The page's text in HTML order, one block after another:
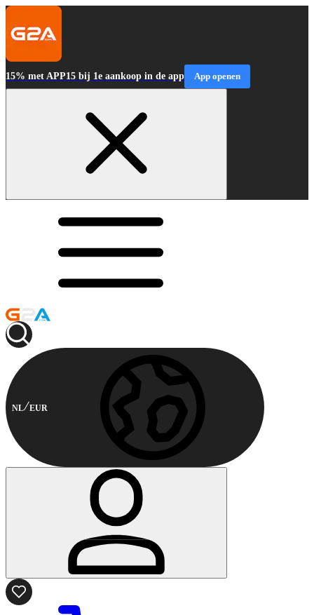
15% met APP15 bij 1e aankoop in de app App openen
NL EUR